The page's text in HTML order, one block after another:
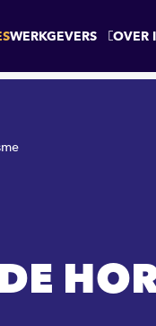
WERKGEVERS OVER